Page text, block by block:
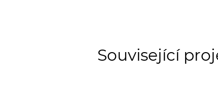
Související